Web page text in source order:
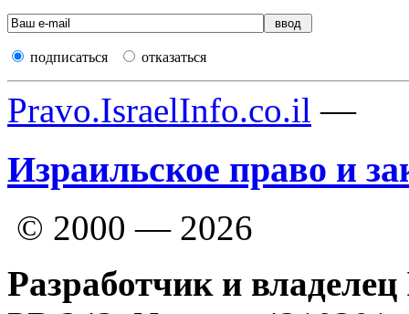
подписаться отказаться
Pravo.IsraelInfo.co.il —
Израильское право и
© 2000 — 2026
Разработчик и